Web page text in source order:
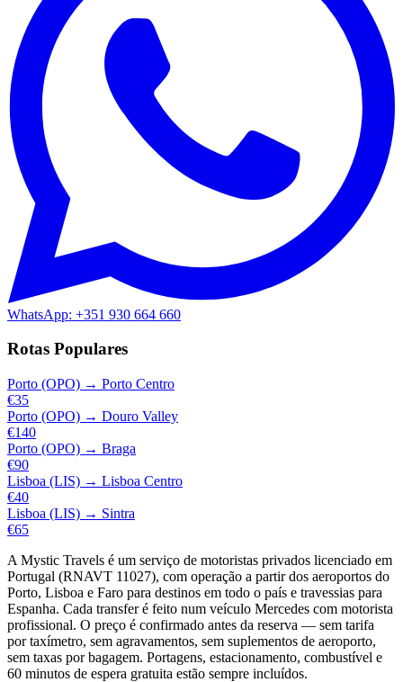
WhatsApp: +351 930 664 660
Rotas Populares
Porto (OPO) → Porto Centro
€35
Porto (OPO) → Douro Valley
€140
Porto (OPO) → Braga
€90
Lisboa (LIS) → Lisboa Centro
€40
Lisboa (LIS) → Sintra
€65
A Mystic Travels é um serviço de motoristas privados licenciado em
Portugal (RNAVT 11027), com operação a partir dos aeroportos do
Porto, Lisboa e Faro para destinos em todo o país e travessias para
Espanha. Cada transfer é feito num veículo Mercedes com motorista
profissional. O preço é confirmado antes da reserva — sem tarifa
por taxímetro, sem agravamentos, sem suplementos de aeroporto,
sem taxas por bagagem. Portagens, estacionamento, combustível e
60 minutos de espera gratuita estão sempre incluídos.